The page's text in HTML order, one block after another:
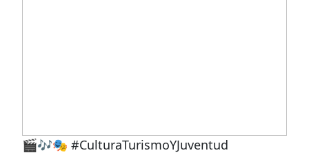
🎬🎶🎭 #CulturaTurismoYJuventud